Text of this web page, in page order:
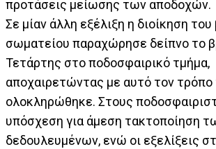
προτάσεις μείωσης των αποδοχών.
Σε μίαν άλλη εξέλιξη η διοίκηση
σωματείου παραχώρησε δείπνο το
Τετάρτης στο ποδοσφαιρικό τμήμα,
αποχαιρετώντας με αυτό τον τρόπο
ολοκληρώθηκε. Στους
υπόσχεση για άμεση τακτοποίηση
δεδουλευμένων, ενώ οι εξελίξεις